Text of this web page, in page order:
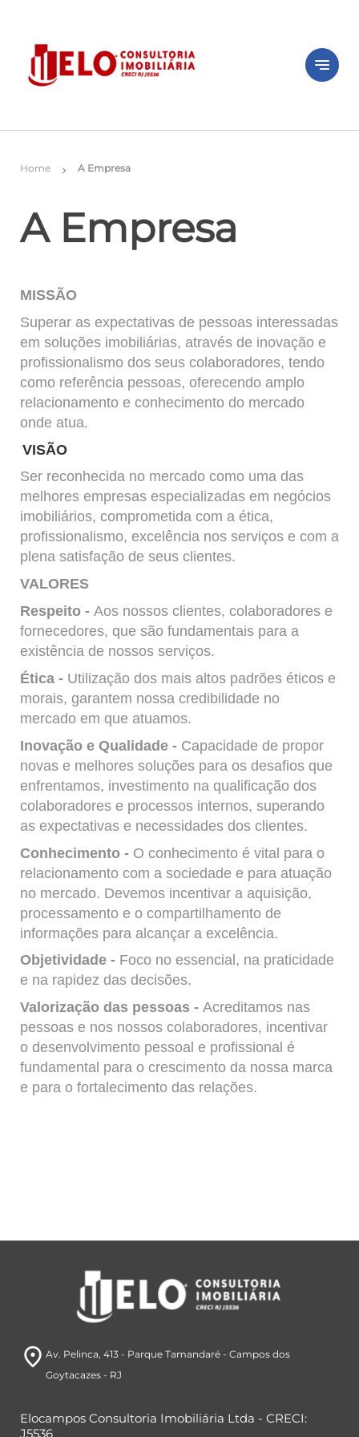
notes
Home chevron_right A Empresa
A Empresa
MISSÃO
Superar as expectativas de pessoas interessadas
em soluções imobiliárias, através de inovação e
profissionalismo dos seus colaboradores, tendo
como referência pessoas, oferecendo amplo
relacionamento e conhecimento do mercado
onde atua.
VISÃO
Ser reconhecida no mercado como uma das
melhores empresas especializadas em negócios
imobiliários, comprometida com a ética,
profissionalismo, excelência nos serviços e com a
plena satisfação de seus clientes.
VALORES
Respeito - Aos nossos clientes, colaboradores e
fornecedores, que são fundamentais para a
existência de nossos serviços.
Ética - Utilização dos mais altos padrões éticos e
morais, garantem nossa credibilidade no
mercado em que atuamos.
Inovação e Qualidade - Capacidade de propor
novas e melhores soluções para os desafios que
enfrentamos, investimento na qualificação dos
colaboradores e processos internos, superando
as expectativas e necessidades dos clientes.
Conhecimento - O conhecimento é vital para o
relacionamento com a sociedade e para atuação
no mercado. Devemos incentivar a aquisição,
processamento e o compartilhamento de
informações para alcançar a excelência.
Objetividade - Foco no essencial, na praticidade
e na rapidez das decisões.
Valorização das pessoas - Acreditamos nas
pessoas e nos nossos colaboradores, incentivar
o desenvolvimento pessoal e profissional é
fundamental para o crescimento da nossa marca
e para o fortalecimento das relações.
room Av. Pelinca, 413- Parque Tamandaré- Campos dos
Goytacazes- RJ
Elocampos Consultoria Imobiliária Ltda - CRECI:
J5536